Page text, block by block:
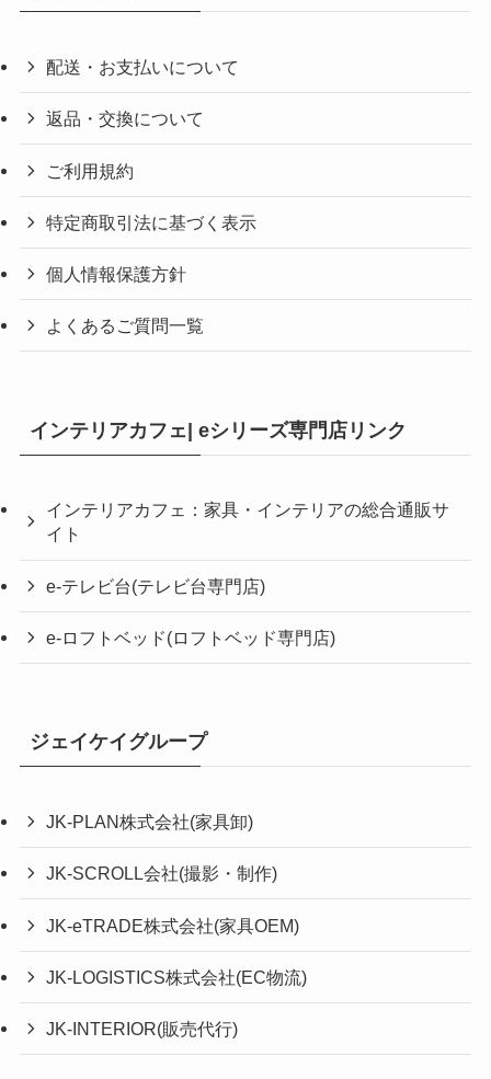
配送・お支払いについて
返品・交換について
ご利用規約
特定商取引法に基づく表示
個人情報保護方針
よくあるご質問一覧
インテリアカフェ| eシリーズ専門店リンク
インテリアカフェ：家具・インテリアの総合通販サ
イト
e-テレビ台(テレビ台専門店)
e-ロフトベッド(ロフトベッド専門店)
ジェイケイグループ
JK-PLAN株式会社(家具卸)
JK-SCROLL会社(撮影・制作)
JK-eTRADE株式会社(家具OEM)
JK-LOGISTICS株式会社(EC物流)
JK-INTERIOR(販売代行)